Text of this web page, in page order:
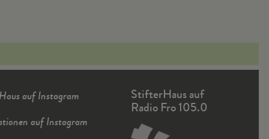
auf Instagram
auf Instagram
StifterHaus auf
Radio Fro 105.0